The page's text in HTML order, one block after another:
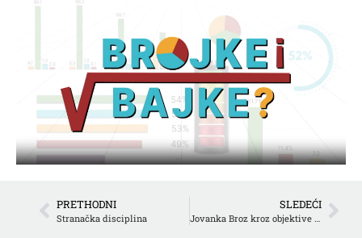
PRETHODNI
Stranačka disciplina
SLEDEĆI